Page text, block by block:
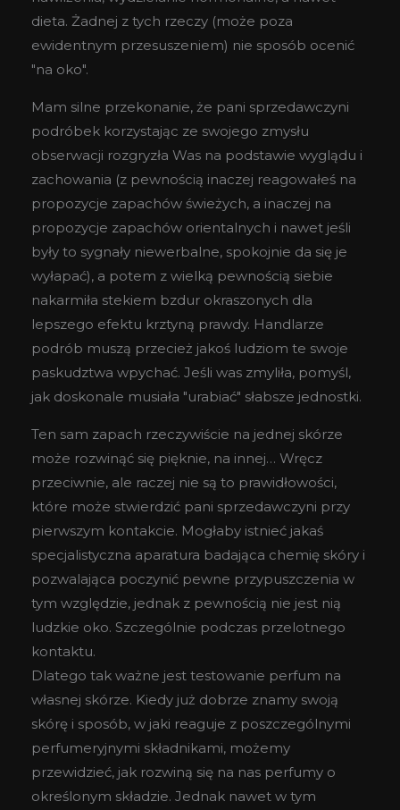
dieta. Żadnej z tych rzeczy (może poza
ewidentnym przesuszeniem) nie sposób ocenić
"na oko".
Mam silne przekonanie, że pani sprzedawczyni
podróbek korzystając ze swojego zmysłu
obserwacji rozgryzła Was na podstawie wyglądu i
zachowania (z pewnością inaczej reagowałeś na
propozycje zapachów świeżych, a inaczej na
propozycje zapachów orientalnych i nawet jeśli
były to sygnały niewerbalne, spokojnie da się je
wyłapać), a potem z wielką pewnością siebie
nakarmiła stekiem bzdur okraszonych dla
lepszego efektu krztyną prawdy. Handlarze
podrób muszą przecież jakoś ludziom te swoje
paskudztwa wpychać. Jeśli was zmyliła, pomyśl,
jak doskonale musiała "urabiać" słabsze jednostki.
Ten sam zapach rzeczywiście na jednej skórze
może rozwinąć się pięknie, na innej… Wręcz
przeciwnie, ale raczej nie są to prawidłowości,
które może stwierdzić pani sprzedawczyni przy
pierwszym kontakcie. Mogłaby istnieć jakaś
specjalistyczna aparatura badająca chemię skóry i
pozwalająca poczynić pewne przypuszczenia w
tym względzie, jednak z pewnością nie jest nią
ludzkie oko. Szczególnie podczas przelotnego
kontaktu.
Dlatego tak ważne jest testowanie perfum na
własnej skórze. Kiedy już dobrze znamy swoją
skórę i sposób, w jaki reaguje z poszczególnymi
perfumeryjnymi składnikami, możemy
przewidzieć, jak rozwiną się na nas perfumy o
określonym składzie. Jednak nawet w tym